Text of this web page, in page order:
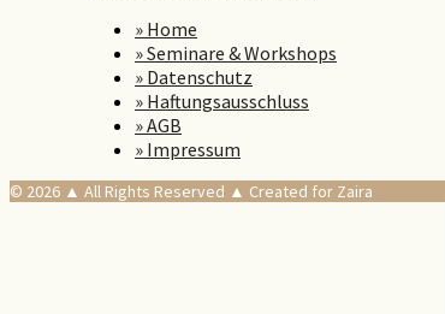
» Home
» Seminare & Workshops
» Datenschutz
» Haftungsausschluss
» AGB
» Impressum
© 2026 ▲ All Rights Reserved ▲ Created for Zaira